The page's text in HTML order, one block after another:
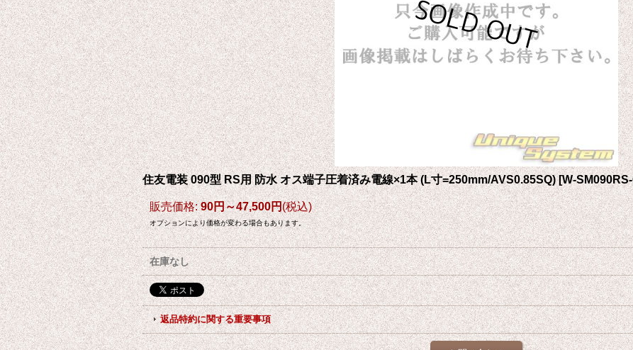
住友電装 090型 RS用 防水 オス端子圧着済み電線×1本 (L寸=250mm/AVS0.85SQ) [W-
販売価格: 90円～47,500円(税込)
オプションにより価格が変わる場合もあります。
在庫なし
返品特約に関する重要事項